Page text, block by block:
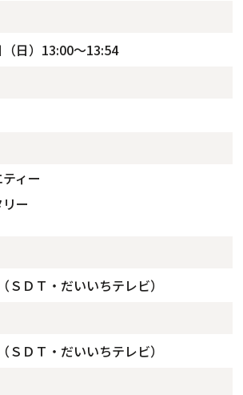
日）13:00～13:54
ィー
ー
ＳＤＴ・だいいちテレビ）
ＳＤＴ・だいいちテレビ）